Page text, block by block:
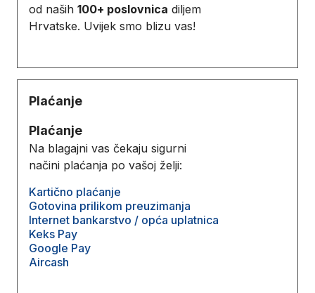
od naših 100+ poslovnica diljem
Hrvatske. Uvijek smo blizu vas!
Plaćanje
Plaćanje
Na blagajni vas čekaju sigurni
načini plaćanja po vašoj želji:
Kartično plaćanje
Gotovina prilikom preuzimanja
Internet bankarstvo / opća uplatnica
Keks Pay
Google Pay
Aircash